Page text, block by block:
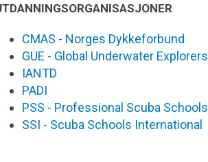
CMAS - Norges Dykkeforbund
GUE - Global Underwater Explorers
IANTD
PADI
PSS - Professional Scuba Schools
SSI - Scuba Schools International